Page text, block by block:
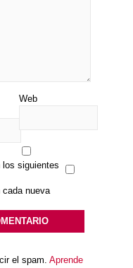
Web
los siguientes
cada nueva
el spam. Aprende